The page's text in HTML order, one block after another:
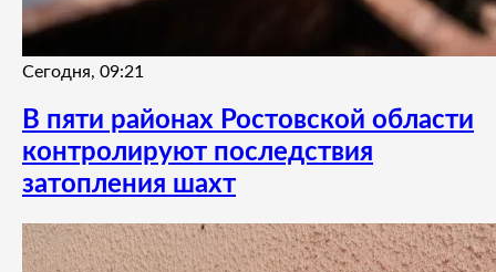
Сегодня, 09:21
В пяти районах Ростовской области
контролируют последствия
затопления шахт